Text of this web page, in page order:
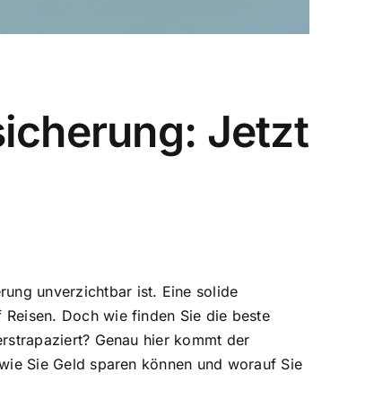
Jetzt
unverzichtbar ist. Eine solide
Doch wie finden Sie die beste
Genau hier kommt der
Sie Geld sparen können und worauf Sie